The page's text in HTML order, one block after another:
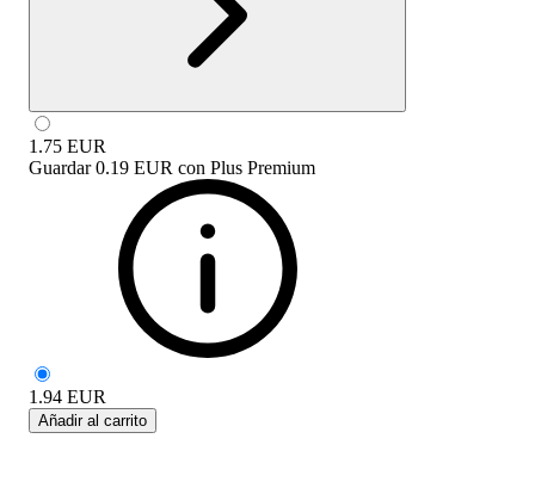
1.75 EUR
Guardar 0.19 EUR con Plus Premium
1.94 EUR
Añadir al carrito